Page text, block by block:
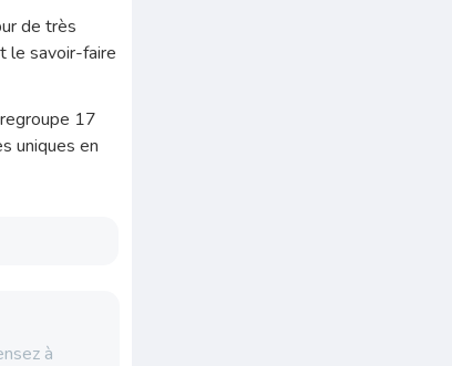
de très
le savoir-faire
17
uniques en
à